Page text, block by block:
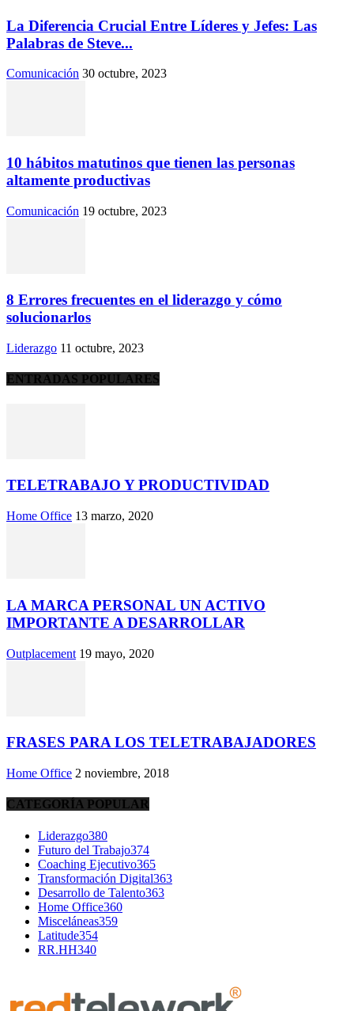
La Diferencia Crucial Entre Líderes y Jefes: Las
Palabras de Steve...
Comunicación 30 octubre, 2023
10 hábitos matutinos que tienen las personas
altamente productivas
Comunicación 19 octubre, 2023
8 Errores frecuentes en el liderazgo y cómo
solucionarlos
Liderazgo 11 octubre, 2023
ENTRADAS POPULARES
TELETRABAJO Y PRODUCTIVIDAD
Home Office 13 marzo, 2020
LA MARCA PERSONAL UN ACTIVO
IMPORTANTE A DESARROLLAR
Outplacement 19 mayo, 2020
FRASES PARA LOS TELETRABAJADORES
Home Office 2 noviembre, 2018
CATEGORÍA POPULAR
Liderazgo380
Futuro del Trabajo374
Coaching Ejecutivo365
Transformación Digital363
Desarrollo de Talento363
Home Office360
Misceláneas359
Latitude354
RR.HH340